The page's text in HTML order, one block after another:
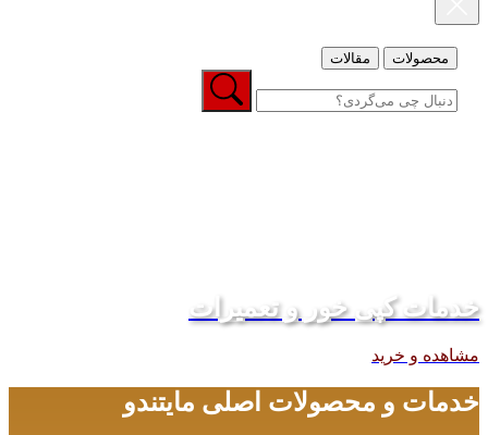
محصولات مقالات
خدمات کپی خور و تعمیرات
مشاهده و خرید
خدمات و محصولات اصلی مایتندو